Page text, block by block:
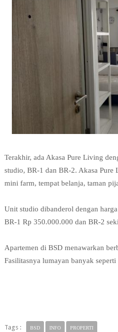
Terakhir, ada Akasa Pure Living
studio, BR-1 dan BR-2. Akasa
mini farm, tempat belanja, taman
Unit studio dibanderol dengan
BR-1 Rp 350.000.000 dan BR-2
Apartemen di BSD menawarkan
Fasilitasnya lumayan banyak
Tags : BSD INFO PROPERTI